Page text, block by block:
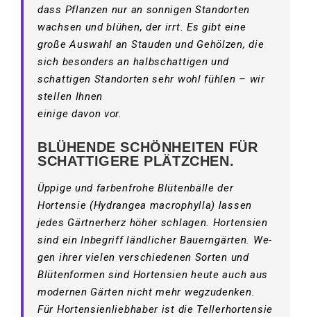
dass Pflanzen nur an sonnigen Standorten
wachsen und blühen, der irrt. Es gibt eine
große Auswahl an Stauden und Gehölzen, die
sich besonders an halbschattigen und
schattigen Standorten sehr wohl fühlen – wir
stellen Ihnen
einige davon vor.
BLÜHENDE SCHÖNHEITEN FÜR
SCHATTIGERE PLÄTZCHEN.
Üppige und farbenfrohe Blütenbälle der
Hortensie (Hydrangea macrophylla) lassen
jedes Gärtnerherz höher schlagen. Hortensien
sind ein Inbegriff ländlicher Bauerngärten. We-
gen ihrer vielen verschiedenen Sorten und
Blütenformen sind Hortensien heute auch aus
modernen Gärten nicht mehr wegzudenken.
Für Hortensienliebhaber ist die Tellerhortensie